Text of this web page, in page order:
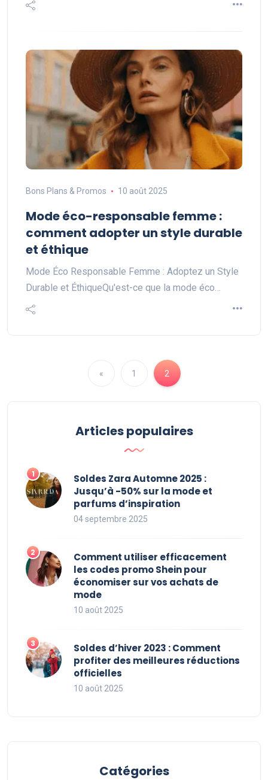
Bons Plans & Promos 10 août 2025
Mode éco-responsable femme :
comment adopter un style durable
et éthique
Mode Éco Responsable Femme : Adoptez un Style
Durable et ÉthiqueQu'est-ce que la mode éco…
« 1 2
Articles populaires
Soldes Zara Automne 2025 :
Jusqu’à -50% sur la mode et
parfums d’inspiration
04 septembre 2025
Comment utiliser efficacement
les codes promo Shein pour
économiser sur vos achats de
mode
10 août 2025
Soldes d’hiver 2023 : Comment
profiter des meilleures réductions
officielles
10 août 2025
Catégories